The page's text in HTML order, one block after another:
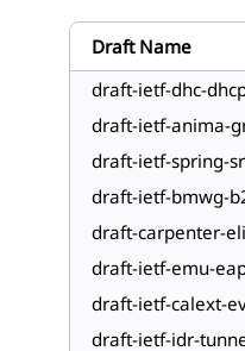
Draft Name
draft-ietf-dhc-
draft-ietf-anima-
draft-ietf-spring-
draft-ietf-bmwg-
draft-carpenter-
draft-ietf-emu-
draft-ietf-calext-
draft-ietf-idr-